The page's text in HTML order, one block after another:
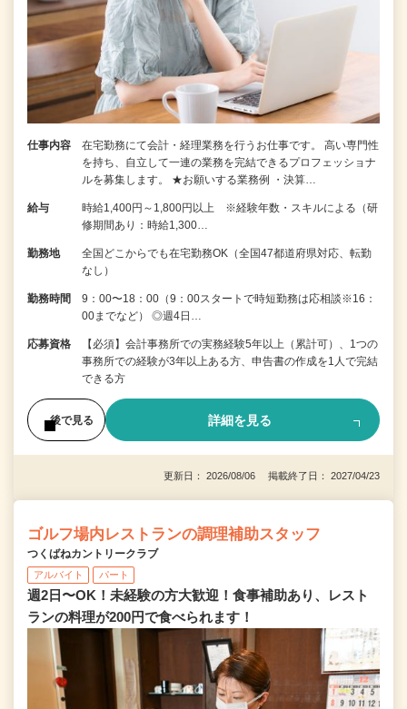
仕事内容
在宅勤務にて会計・経理業務を行うお仕事です。 高い専門性
を持ち、自立して一連の業務を完結できるプロフェッショナ
ルを募集します。 ★お願いする業務例 ・決算…
給与
時給1,400円～1,800円以上 ※経験年数・スキルによる（研
修期間あり：時給1,300…
勤務地
全国どこからでも在宅勤務OK（全国47都道府県対応、転勤
なし）
勤務時間
9：00〜18：00（9：00スタートで時短勤務は応相談※16：
00までなど） ◎週4日…
応募資格
【必須】会計事務所での実務経験5年以上（累計可）、1つの
事務所での経験が3年以上ある方、申告書の作成を1人で完結
できる方
後で見る 詳細を見る
更新日： 2026/08/06 掲載終了日： 2027/04/23
ゴルフ場内レストランの調理補助スタッフ
つくばねカントリークラブ
アルバイト パート
週2日〜OK！未経験の方大歓迎！食事補助あり、レスト
ランの料理が200円で食べられます！